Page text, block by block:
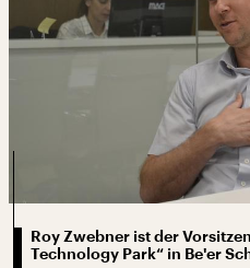
Roy Zwebner ist der
Technology Park“ in Be'er